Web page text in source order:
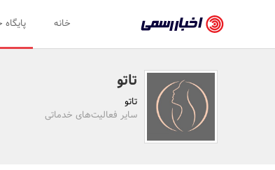
رسمی
-
اخبار
تایید
خانه
تاتو
تاتو
سایر فعالیت‌های خدماتی